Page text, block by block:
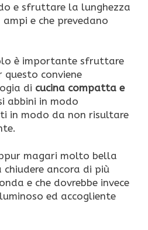
e sfruttare la lunghezza
e che prevedano
è importante sfruttare
conviene
di cucina compatta e
abbini in modo
in modo da non risultare
magari molto bella
ancora di più
e che dovrebbe invece
ed accogliente